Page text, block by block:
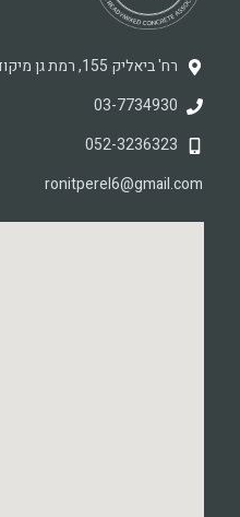
רח' ביאליק 155, רמת גן מיקוד 5252346
03-7734930
052-3236323
ronitperel6@gmail.com